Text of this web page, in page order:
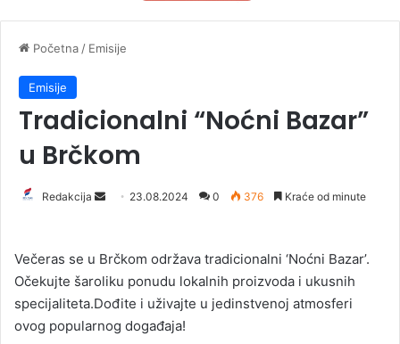
Početna / Emisije
Emisije
Tradicionalni “Noćni Bazar”
u Brčkom
Redakcija
d
a
n
e
23.08.2024 0 376 Kraće od minute
Večeras se u Brčkom održava tradicionalni ‘Noćni Bazar’.
Očekujte šaroliku ponudu lokalnih proizvoda i ukusnih
specijaliteta.Dođite i uživajte u jedinstvenoj atmosferi
ovog popularnog događaja!